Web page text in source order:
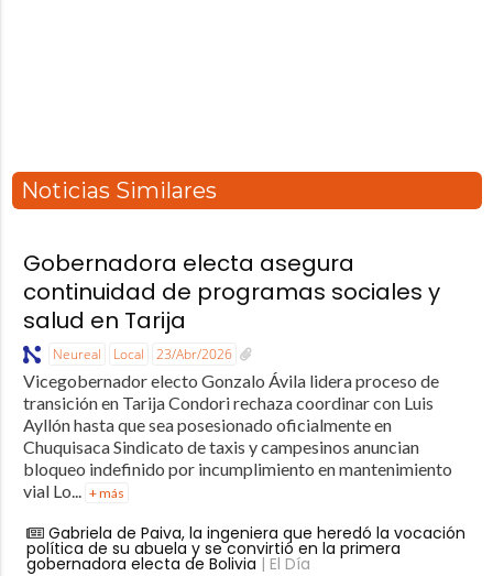
Noticias Similares
Gobernadora electa asegura
continuidad de programas sociales y
salud en Tarija
Neureal Local 23/Abr/2026
Vicegobernador electo Gonzalo Ávila lidera proceso de
transición en Tarija Condori rechaza coordinar con Luis
Ayllón hasta que sea posesionado oficialmente en
Chuquisaca Sindicato de taxis y campesinos anuncian
bloqueo indefinido por incumplimiento en mantenimiento
vial Lo... + más
Gabriela de Paiva, la ingeniera que heredó la vocación
política de su abuela y se convirtió en la primera
gobernadora electa de Bolivia | El Día